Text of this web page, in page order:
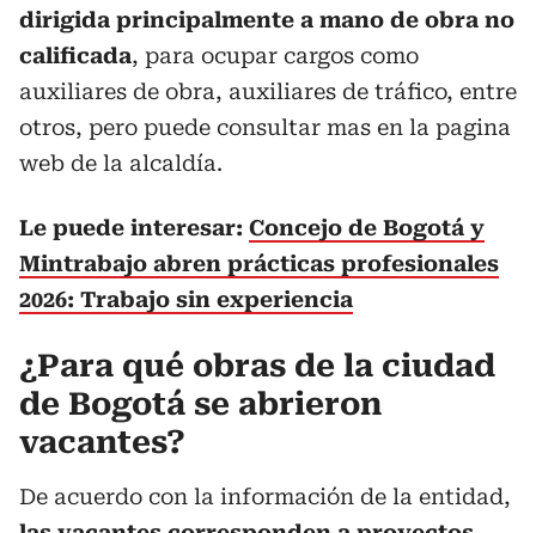
dirigida principalmente a mano de obra no
calificada, para ocupar cargos como
auxiliares de obra, auxiliares de tráfico, entre
otros, pero puede consultar mas en la pagina
web de la alcaldía.
Le puede interesar: Concejo de Bogotá y
Mintrabajo abren prácticas profesionales
2026: Trabajo sin experiencia
¿Para qué obras de la ciudad
de Bogotá se abrieron
vacantes?
De acuerdo con la información de la entidad,